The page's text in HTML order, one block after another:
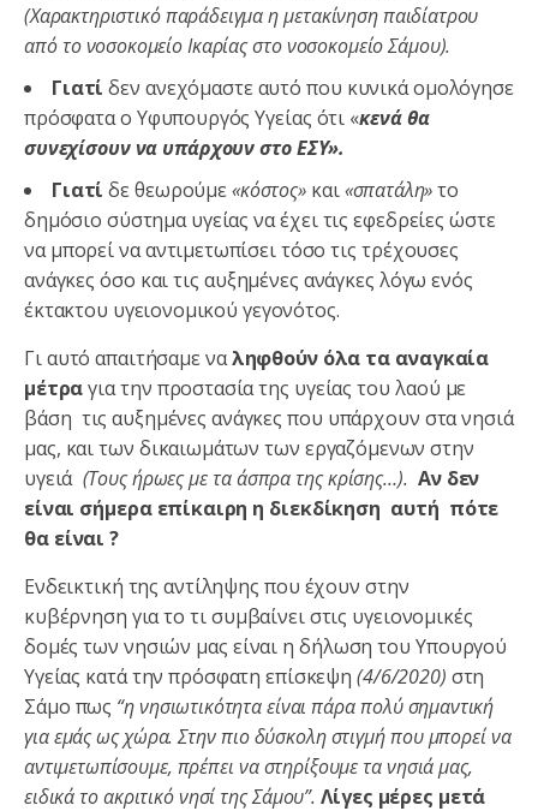
(Χαρακτηριστικό παράδειγμα η μετακίνηση παιδίατρου
από το νοσοκομείο Ικαρίας στο νοσοκομείο Σάμου).
Γιατί δεν ανεχόμαστε αυτό που κυνικά ομολόγησε
πρόσφατα ο Υφυπουργός Υγείας ότι «κενά θα
συνεχίσουν να υπάρχουν στο ΕΣΥ».
Γιατίδε θεωρούμε«κόστος»και«σπατάλη»το
δημόσιο σύστημα υγείας να έχει τις εφεδρείες ώστε
να μπορεί να αντιμετωπίσει τόσο τις τρέχουσες
ανάγκες όσο και τις αυξημένες ανάγκες λόγω ενός
έκτακτου υγειονομικού γεγονότος.
Γι αυτό απαιτήσαμε ναληφθούν όλα τα αναγκαία
μέτραγια την προστασία της υγείας του λαού με
βάση τις αυξημένες ανάγκες που υπάρχουν στα νησιά
μας, και των δικαιωμάτων των εργαζόμενων στην
υγειά (Τους ήρωες με τα άσπρα της κρίσης…). Αν δεν
είναι σήμερα επίκαιρη η διεκδίκηση αυτή πότε
θα είναι ?
Ενδεικτική της αντίληψης που έχουν στην
κυβέρνηση για το τι συμβαίνει στις υγειονομικές
δομές των νησιών μας είναι η δήλωση του Υπουργού
Υγείας κατά την πρόσφατη επίσκεψη(4/6/2020) στη
Σάμο πως “η νησιωτικότητα είναι πάρα πολύ σημαντική
για εμάς ως χώρα. Στην πιο δύσκολη στιγμή που μπορεί να
αντιμετωπίσουμε, πρέπει να στηρίξουμε τα νησιά μας,
ειδικά το ακριτικό νησί της Σάμου”.Λίγες μέρες μετά